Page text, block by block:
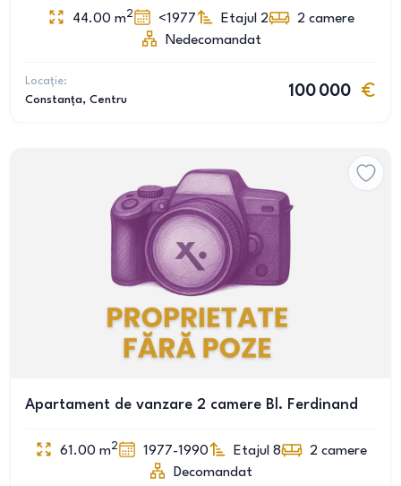
44.00 m2 <1977 Etajul 2 2 camere
Nedecomandat
Locație:
Constanța, Centru
100 000
Apartament de vanzare 2 camere Bl. Ferdinand
61.00 m2 1977-1990 Etajul 8 2 camere
Decomandat